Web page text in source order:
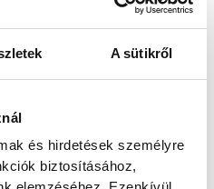
A sütikről
és hirdetések személyre
biztosításához,